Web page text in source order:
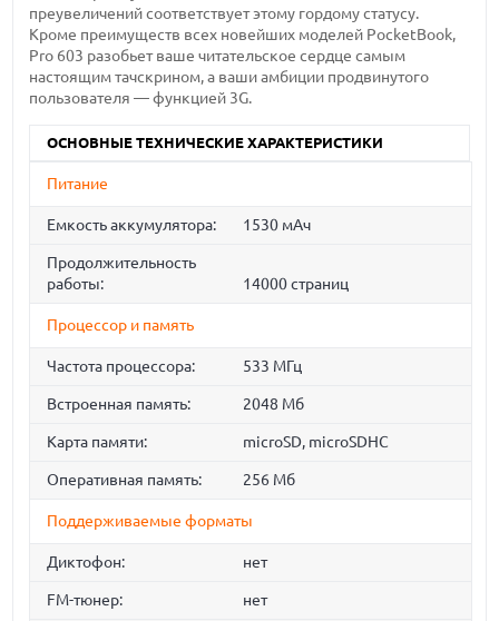
преувеличений соответствует этому гордому статусу.
Кроме преимуществ всех новейших моделей PockеtBook,
Pro 603 разобьет ваше читательское сердце самым
настоящим тачскрином, а ваши амбиции продвинутого
пользователя — функцией 3G.
ОСНОВНЫЕ ТЕХНИЧЕСКИЕ ХАРАКТЕРИСТИКИ
Питание
Емкость аккумулятора: 1530 мАч
Продолжительность
работы:
14000 страниц
Процессор и память
Частота процессора: 533 МГц
Встроенная память: 2048 Мб
Карта памяти: microSD, microSDHC
Оперативная память: 256 Мб
Поддерживаемые форматы
Диктофон: нет
FM-тюнер: нет